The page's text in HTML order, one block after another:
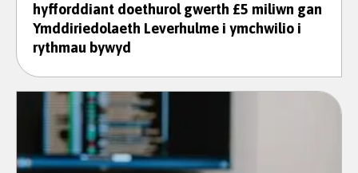
hyfforddiant doethurol gwerth £5 miliwn gan
Ymddiriedolaeth Leverhulme i ymchwilio i
rythmau bywyd